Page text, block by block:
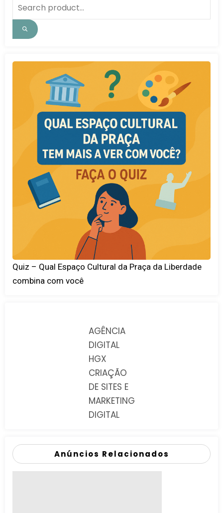
Quiz – Qual Espaço Cultural da Praça da Liberdade
combina com você
AGÊNCIA
DIGITAL
HGX
CRIAÇÃO
DE SITES E
MARKETING
DIGITAL
Anúncios Relacionados